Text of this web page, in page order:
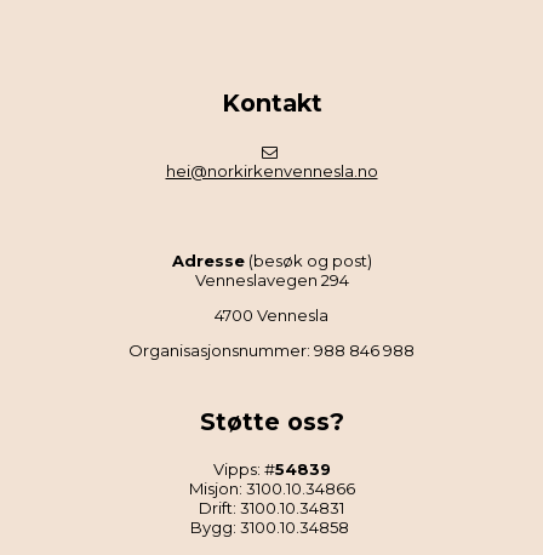
Kontakt
hei@norkirkenvennesla.no
Adresse(besøk og post)
Venneslavegen 294
4700 Vennesla
Organisasjonsnummer: 988 846 988
Støtte oss?
Vipps: #54839
Misjon: 3100.10.34866
Drift: 3100.10.34831
Bygg: 3100.10.34858